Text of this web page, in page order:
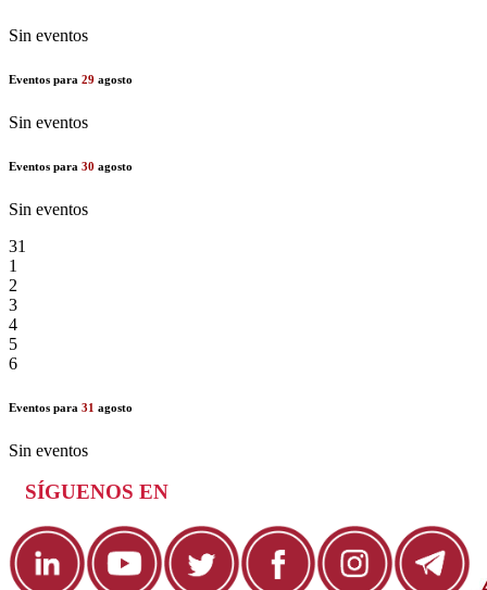
Sin eventos
Eventos para 29 agosto
Sin eventos
Eventos para 30 agosto
Sin eventos
31
1
2
3
4
5
6
Eventos para 31 agosto
Sin eventos
SÍGUENOS EN